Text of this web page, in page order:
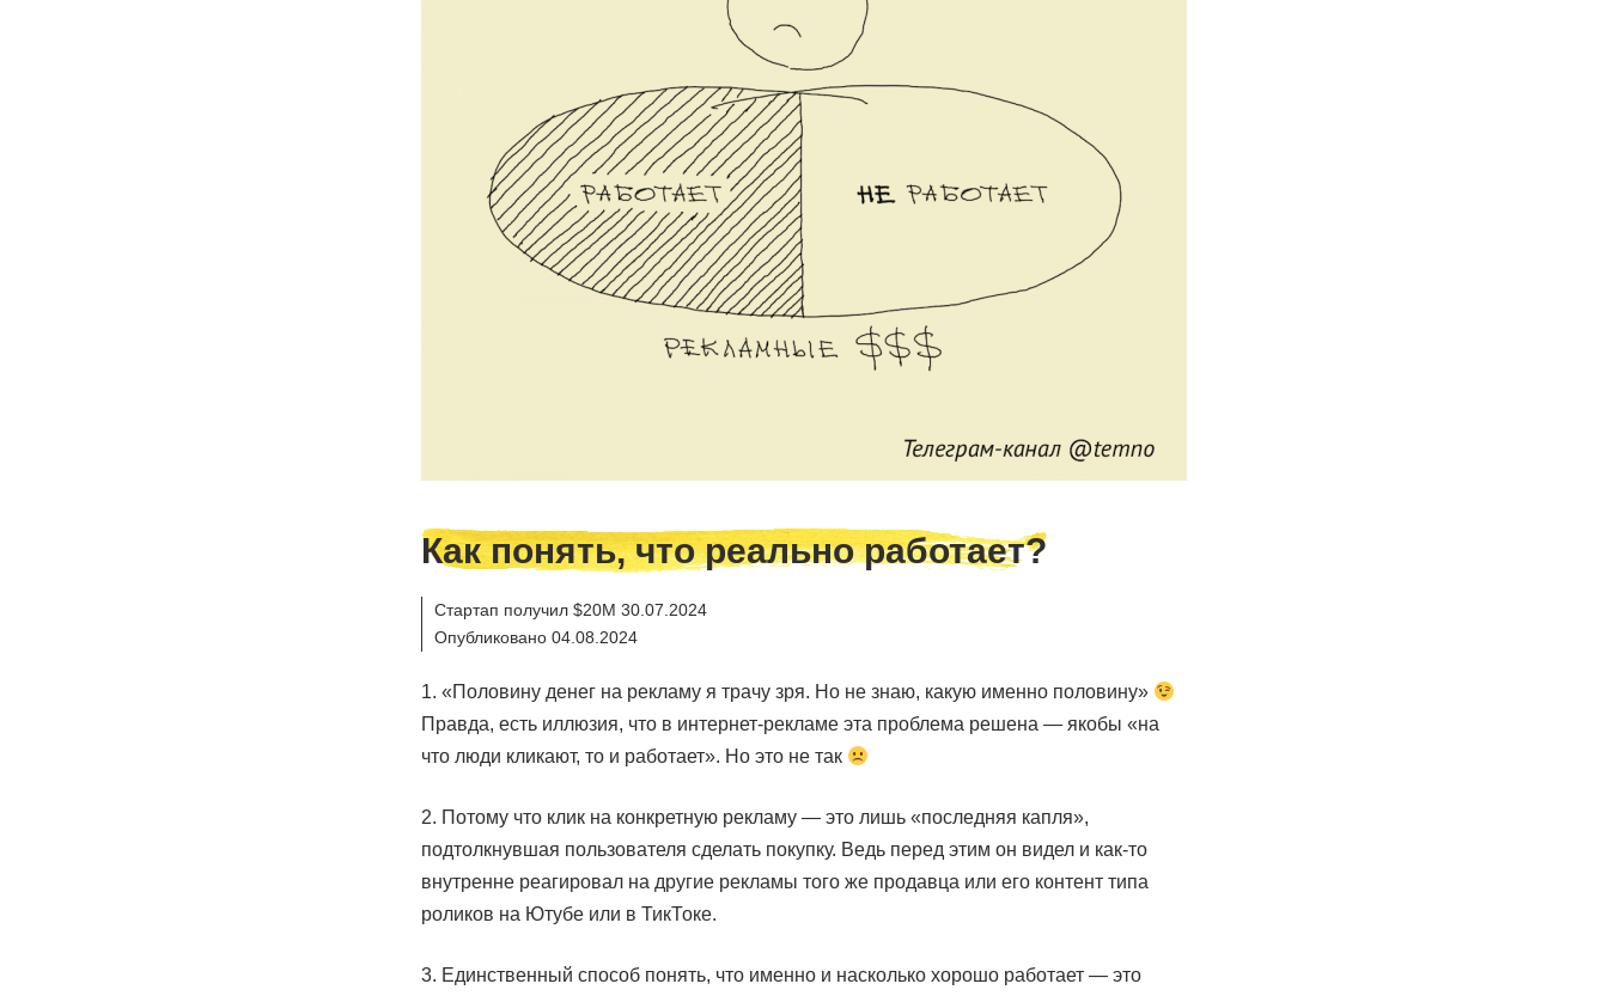
Как понять, что реально работает?
Стартап получил $20M 30.07.2024
Опубликовано 04.08.2024
1. «Половину денег на рекламу я трачу зря. Но не знаю, какую именно половину»
Правда, есть иллюзия, что в интернет-рекламе эта проблема решена — якобы «на
что люди кликают, то и работает». Но это не так
2. Потому что клик на конкретную рекламу — это лишь «последняя капля»,
подтолкнувшая пользователя сделать покупку. Ведь перед этим он видел и как-то
внутренне реагировал на другие рекламы того же продавца или его контент типа
роликов на Ютубе или в ТикТоке.
3. Единственный способ понять, что именно и насколько хорошо работает — это